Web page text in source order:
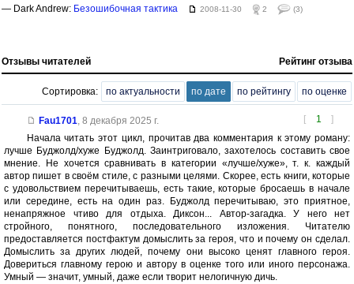
— Dark Andrew: Безошибочная тактика 2008-11-30 2 (3)
Отзывы читателей Рейтинг отзыва
Сортировка: по актуальности по дате по рейтингу по оценке
[ 1 ]
Fau1701, 8 декабря 2025 г.
Начала читать этот цикл, прочитав два комментария к этому роману:
лучше Буджолд/хуже Буджолд. Заинтриговало, захотелось составить свое
мнение. Не хочется сравнивать в категории «лучше/хуже», т. к. каждый
автор пишет в своём стиле, с разными целями. Скорее, есть книги, которые
с удовольствием перечитываешь, есть такие, которые бросаешь в начале
или середине, есть на один раз. Буджолд перечитываю, это приятное,
ненапряжное чтиво для отдыха. Диксон... Автор-загадка. У него нет
стройного, понятного, последовательного изложения. Читателю
предоставляется постфактум домыслить за героя, что и почему он сделал.
Домыслить за других людей, почему они высоко ценят главного героя.
Довериться главному герою и автору в оценке того или иного персонажа.
Умный — значит, умный, даже если творит нелогичную дичь.